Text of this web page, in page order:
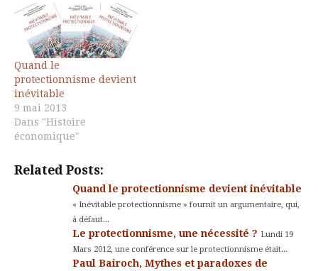
[amazon_link
id="2268072908"
target="_blank"
]Comment les pays
riches sont devenus
riches, pourquoi les
pays pauvres restent
pauvres[/amazon_link]",
le 19 mars 2012 à Paris.
Un soirée organisée
Quand le
protectionnisme devient
inévitable
9 mai 2013
Dans "Histoire
économique"
Related Posts:
Quand le protectionnisme devient inévitable
« Inévitable protectionnisme » fournit un argumentaire, qui,
à défaut...
Le protectionnisme, une nécessité ? Lundi 19
Mars 2012, une conférence sur le protectionnisme était...
Paul Bairoch, Mythes et paradoxes de